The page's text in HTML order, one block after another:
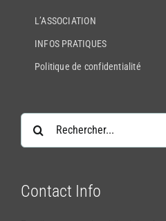
L’ASSOCIATION
INFOS PRATIQUES
Politique de confidentialité
Rechercher:
Contact Info